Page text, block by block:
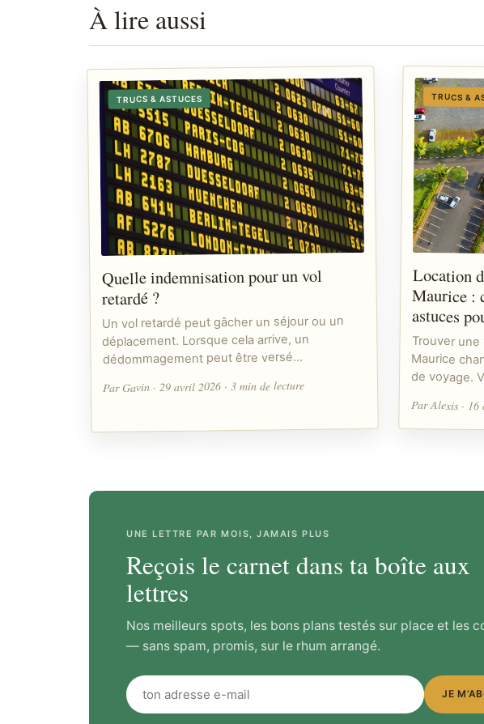
À lire aussi
TRUCS & ASTUCES
Quelle indemnisation pour un vol
retardé ?
Un vol retardé peut gâcher un séjour ou un
déplacement. Lorsque cela arrive, un
dédommagement peut être versé…
Par Gavin · 29 avril 2026 · 3 min de lecture
TRUCS &
Location
Maurice
astuces
Trouver une
Maurice
de voyage.
Par Alexis ·
UNE LETTRE PAR MOIS, JAMAIS PLUS
Reçois le carnet dans ta boîte aux
lettres
Nos meilleurs spots, les bons plans testés sur place et les
— sans spam, promis, sur le rhum arrangé.
JE